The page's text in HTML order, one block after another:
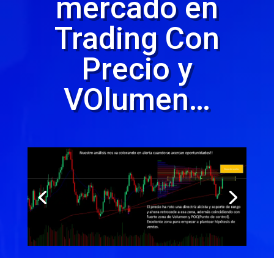
mercado en
Trading Con
Precio y
VOlumen…